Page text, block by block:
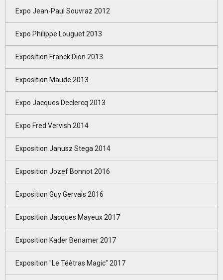
Expo Jean-Paul Souvraz 2012
Expo Philippe Louguet 2013
Exposition Franck Dion 2013
Exposition Maude 2013
Expo Jacques Declercq 2013
Expo Fred Vervish 2014
Exposition Janusz Stega 2014
Exposition Jozef Bonnot 2016
Exposition Guy Gervais 2016
Exposition Jacques Mayeux 2017
Exposition Kader Benamer 2017
Exposition "Le Téètras Magic" 2017